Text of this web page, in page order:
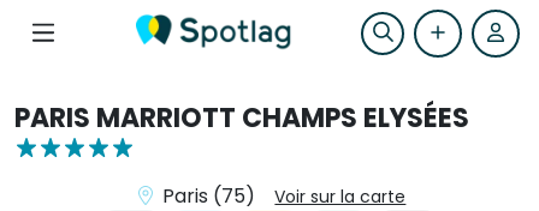
PARIS MARRIOTT CHAMPS ELYSÉES
Paris (75) Voir sur la carte